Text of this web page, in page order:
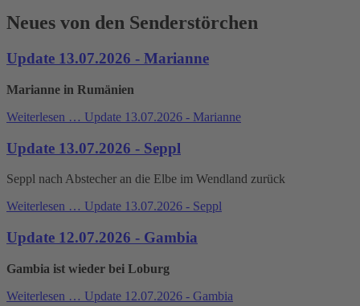
Neues von den Senderstörchen
Update 13.07.2026 - Marianne
Marianne in Rumänien
Weiterlesen … Update 13.07.2026 - Marianne
Update 13.07.2026 - Seppl
Seppl nach Abstecher an die Elbe im Wendland zurück
Weiterlesen … Update 13.07.2026 - Seppl
Update 12.07.2026 - Gambia
Gambia ist wieder bei Loburg
Weiterlesen … Update 12.07.2026 - Gambia